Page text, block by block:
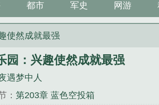
都市 军史 网游
使然成就最强
园：兴趣使然成就最强
遇梦中人
：第203章 蓝色空投箱